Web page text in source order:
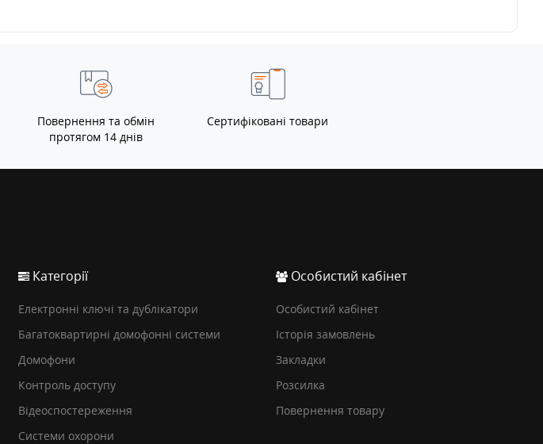
Повернення та обмін
протягом 14 днів
Сертифіковані товари
Категорії
Електронні ключі та дублікатори
Багатоквартирні домофонні системи
Домофони
Контроль доступу
Відеоспостереження
Системи охорони
Особистий кабінет
Особистий кабінет
Історія замовлень
Закладки
Розсилка
Повернення товару